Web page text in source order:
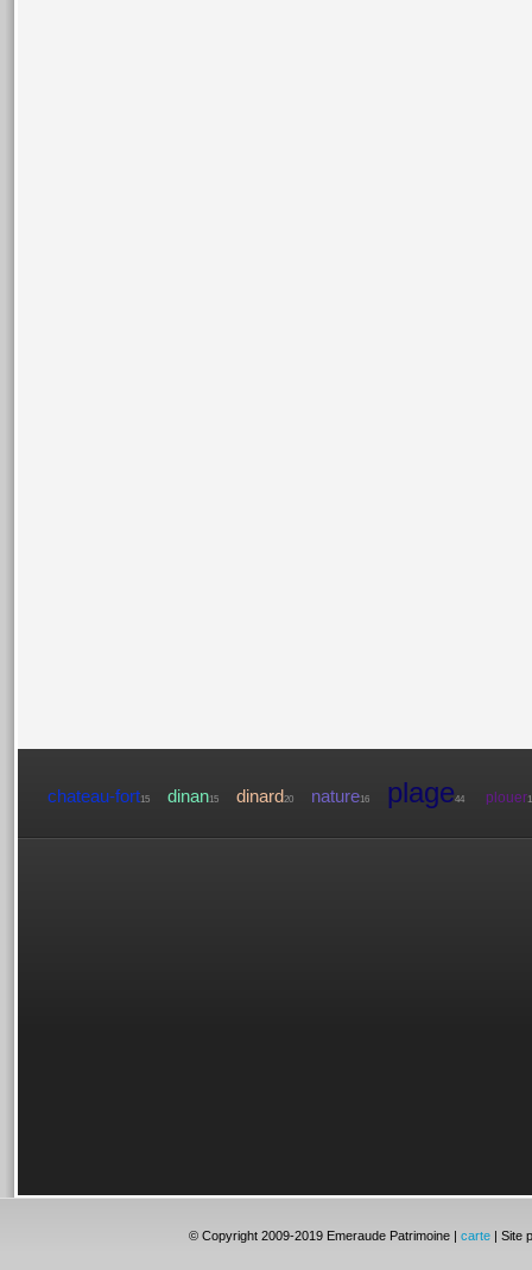
chateau-fort15 dinan15 dinard20 nature16 plage44 plouer
© Copyright 2009-2019 Emeraude Patrimoine |carte | Site